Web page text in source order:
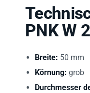
PNK W
Breite: 50 mm
Körnung: grob
Durchmesser